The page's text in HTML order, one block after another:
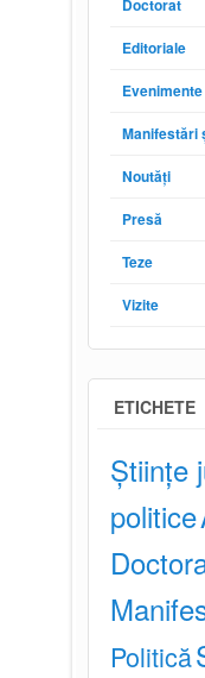
Doctorat
Editoriale
Evenimente
Manifestări
Noutăți
Presă
Teze
Vizite
ETICHETE
Științe
politice
Politică